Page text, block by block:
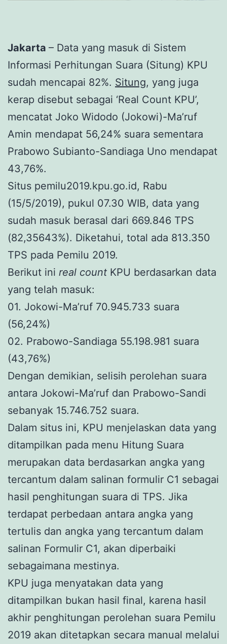
Jakarta – Data yang masuk di Sistem
Informasi Perhitungan Suara (Situng) KPU
sudah mencapai 82%. Situng, yang juga
kerap disebut sebagai ‘Real Count KPU’,
mencatat Joko Widodo (Jokowi)-Ma’ruf
Amin mendapat 56,24% suara sementara
Prabowo Subianto-Sandiaga Uno mendapat
43,76%.
Situs pemilu2019.kpu.go.id, Rabu
(15/5/2019), pukul 07.30 WIB, data yang
sudah masuk berasal dari 669.846 TPS
(82,35643%). Diketahui, total ada 813.350
TPS pada Pemilu 2019.
Berikut ini real count KPU berdasarkan data
yang telah masuk:
01. Jokowi-Ma’ruf 70.945.733 suara
(56,24%)
02. Prabowo-Sandiaga 55.198.981 suara
(43,76%)
Dengan demikian, selisih perolehan suara
antara Jokowi-Ma’ruf dan Prabowo-Sandi
sebanyak 15.746.752 suara.
Dalam situs ini, KPU menjelaskan data yang
ditampilkan pada menu Hitung Suara
merupakan data berdasarkan angka yang
tercantum dalam salinan formulir C1 sebagai
hasil penghitungan suara di TPS. Jika
terdapat perbedaan antara angka yang
tertulis dan angka yang tercantum dalam
salinan Formulir C1, akan diperbaiki
sebagaimana mestinya.
KPU juga menyatakan data yang
ditampilkan bukan hasil final, karena hasil
akhir penghitungan perolehan suara Pemilu
2019 akan ditetapkan secara manual melalui